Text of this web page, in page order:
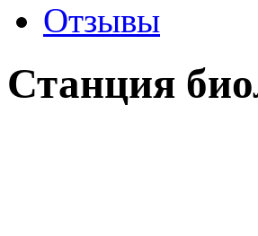
Отзывы
Станция